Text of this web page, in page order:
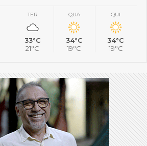
TER
33°C
21°C
QUA
34°C
19°C
QUI
34°C
19°C